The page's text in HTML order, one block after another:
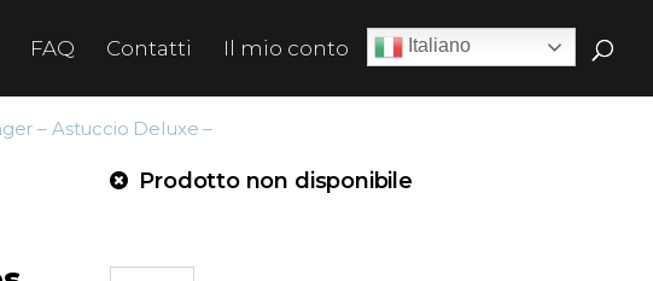
FAQ Contatti Il mio conto
– Astuccio Deluxe –
Prodotto non disponibile
Italiano